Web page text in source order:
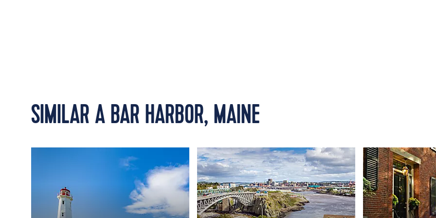
SIMILAR A BAR HARBOR, MAINE